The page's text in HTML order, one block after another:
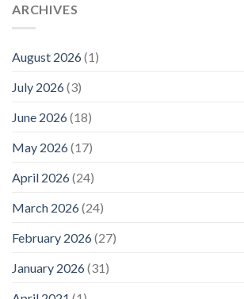
ARCHIVES
August 2026(1)
July 2026(3)
June 2026(18)
May 2026(17)
April 2026(24)
March 2026(24)
February 2026(27)
January 2026(31)